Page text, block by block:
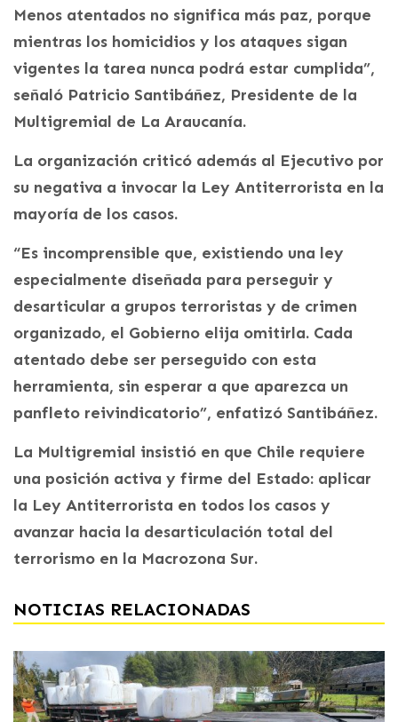
Menos atentados no significa más paz, porque
mientras los homicidios y los ataques sigan
vigentes la tarea nunca podrá estar cumplida”,
señaló Patricio Santibáñez, Presidente de la
Multigremial de La Araucanía.
La organización criticó además al Ejecutivo por
su negativa a invocar la Ley Antiterrorista en la
mayoría de los casos.
“Es incomprensible que, existiendo una ley
especialmente diseñada para perseguir y
desarticular a grupos terroristas y de crimen
organizado, el Gobierno elija omitirla. Cada
atentado debe ser perseguido con esta
herramienta, sin esperar a que aparezca un
panfleto reivindicatorio”, enfatizó Santibáñez.
La Multigremial insistió en que Chile requiere
una posición activa y firme del Estado: aplicar
la Ley Antiterrorista en todos los casos y
avanzar hacia la desarticulación total del
terrorismo en la Macrozona Sur.
NOTICIAS RELACIONADAS